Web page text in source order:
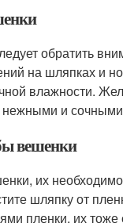
обратить
на шляпках и
влажности.
нежными и
вешенки
их
шляпку от
пленки, их